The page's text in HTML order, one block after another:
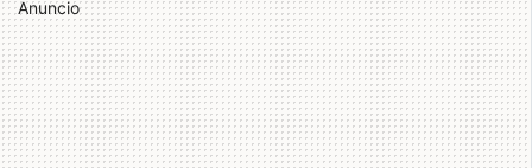
Anuncio